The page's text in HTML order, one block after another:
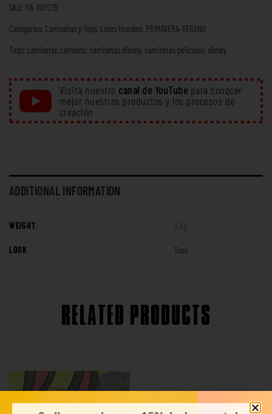
SKU: 11A-XDY279
Categories: Camisetas y Tops Lotes Hombre PRIMAVERA-VERANO
Tags: camisetas cartoons camisetas disney camisetas peliculas disney
Visita nuestro canal de YouTube para conocer
mejor nuestros productos y los procesos de
creación
ADDITIONAL INFORMATION
WEIGHT 3 kg
LOOK Tops
RELATED PRODUCTS